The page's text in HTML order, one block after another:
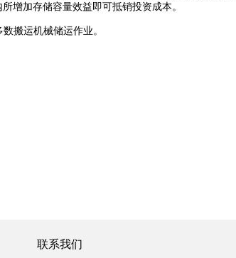
增加存储容量效益即可抵销投资成本。
搬运机械储运作业。
联系我们